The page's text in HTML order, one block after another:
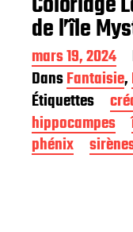
de l’île
D
a
t
e
d
e
p
mars 19, 2024
DansFantaisie,
Étiquettes
hippocampes
phénix